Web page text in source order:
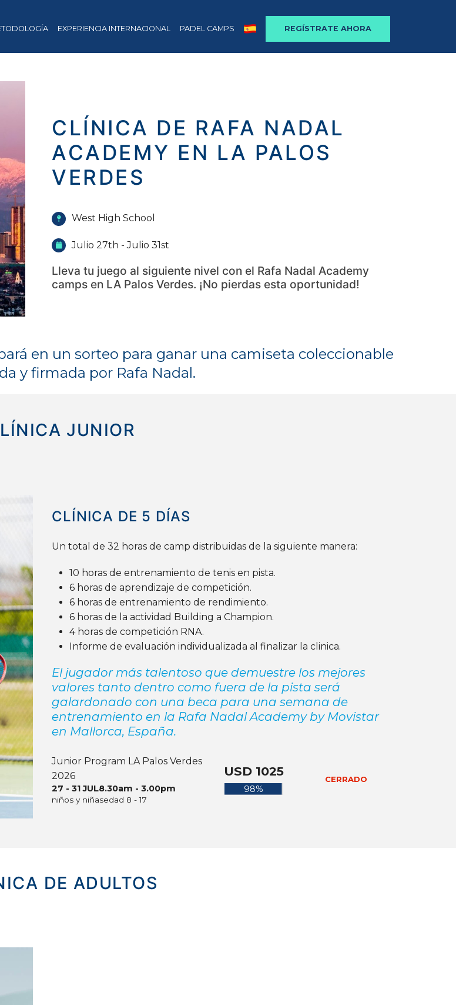
EXPERIENCIA INTERNACIONAL PADEL CAMPS REGÍSTRATE AHORA
CLÍNICA DE RAFA NADAL
ACADEMY EN LA PALOS
VERDES
West High School
Julio 27th - Julio 31st
Lleva tu juego al siguiente nivel con el Rafa Nadal Academy
camps en LA Palos Verdes. ¡No pierdas esta oportunidad!
en un sorteo para ganar una camiseta coleccionable
y firmada por Rafa Nadal.
JUNIOR
CLÍNICA DE 5 DÍAS
Un total de 32 horas de camp distribuidas de la siguiente manera:
10 horas de entrenamiento de tenis en pista.
6 horas de aprendizaje de competición.
6 horas de entrenamiento de rendimiento.
6 horas de la actividad Building a Champion.
4 horas de competición RNA.
Informe de evaluación individualizada al finalizar la clinica.
El jugador más talentoso que demuestre los mejores
valores tanto dentro como fuera de la pista será
galardonado con una beca para una semana de
entrenamiento en la Rafa Nadal Academy by Movistar
en Mallorca, España.
Junior Program LA Palos Verdes
2026
27 - 31 JUL8.30am - 3.00pm
niños y niñasedad 8 - 17
USD 1025
98%
98%
CERRADO
DE ADULTOS